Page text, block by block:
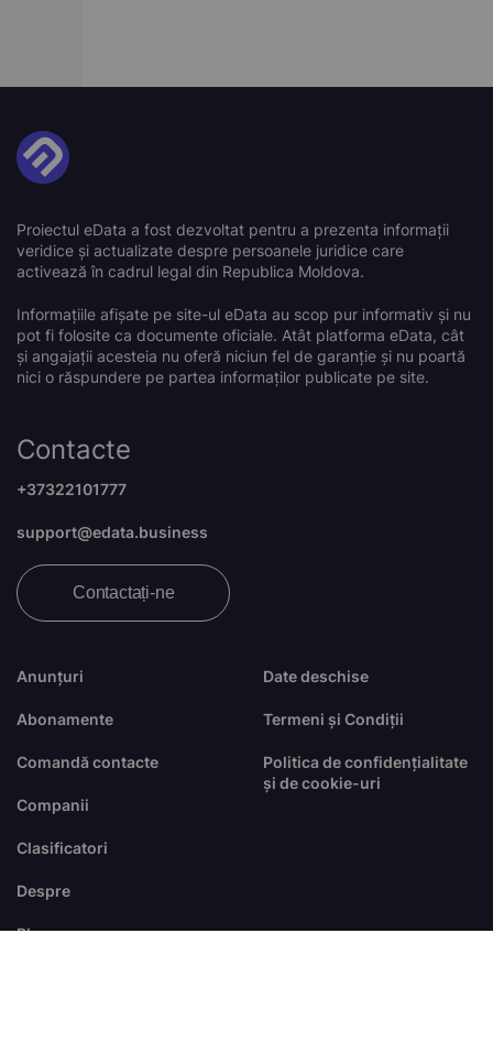
Proiectul eData a fost dezvoltat pentru a prezenta informații
veridice și actualizate despre persoanele juridice care
activează în cadrul legal din Republica Moldova.
Informațiile afișate pe site-ul eData au scop pur informativ și nu
pot fi folosite ca documente oficiale. Atât platforma eData, cât
și angajații acesteia nu oferă niciun fel de garanție și nu poartă
nici o răspundere pe partea informaților publicate pe site.
Anunțuri
Abonamente
Comandă contacte
Companii
Clasificatori
Despre
Blog
Date deschise
Termeni și Condiții
Politica de confidențialitate
și de cookie-uri
Contacte
+37322101777
support@edata.business
Contactați-ne